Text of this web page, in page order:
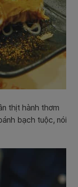
thịt hành thơm
bạch tuộc, nói